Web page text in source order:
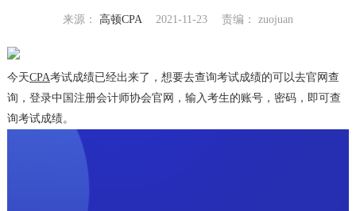
来源： 高顿CPA
2021-11-23
责编： zuojuan
今天CPA考试成绩已经出来了，想要去查询考试成绩的可以去官网查
询，登录中国注册会计师协会官网，输入考生的账号，密码，即可查
询考试成绩。